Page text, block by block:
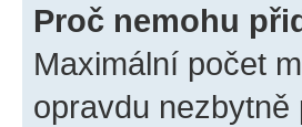
Proč nemohu
Maximální počet
opravdu